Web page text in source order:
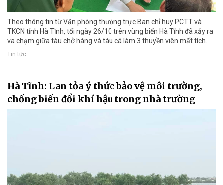
Theo thông tin từ Văn phòng thường trực Ban chỉ huy PCTT và
TKCN tỉnh Hà Tĩnh, tối ngày 26/10 trên vùng biển Hà Tĩnh đã xảy ra
va chạm giữa tàu chở hàng và tàu cá làm 3 thuyền viên mất tích.
Tin tức
Hà Tĩnh: Lan tỏa ý thức bảo vệ môi trường,
chống biến đổi khí hậu trong nhà trường